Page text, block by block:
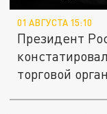
01 АВГУСТА 15:10
Президент
торговой